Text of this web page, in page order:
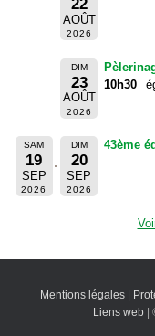
22
AOÛT
2026
DIM
23
AOÛT
2026
10h30
SAM
19
SEP
2026
DIM
20
SEP
2026
43ème
Mentions légales |
Liens web|